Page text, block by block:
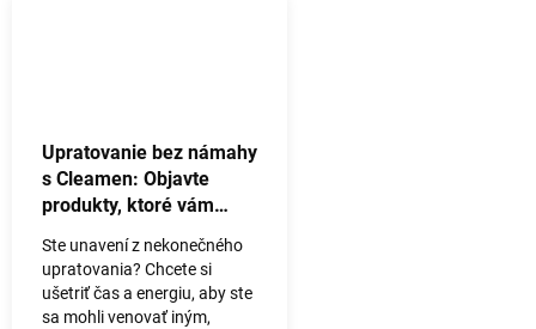
Upratovanie bez námahy
s Cleamen: Objavte
produkty, ktoré vám
Ste unavení z nekonečného
upratovania? Chcete si
ušetriť čas a energiu, aby ste
sa mohli venovať iným,